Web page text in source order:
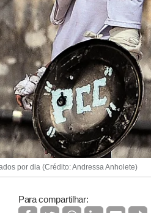
por dia (Crédito: Andressa Anholete)
Para compartilhar: